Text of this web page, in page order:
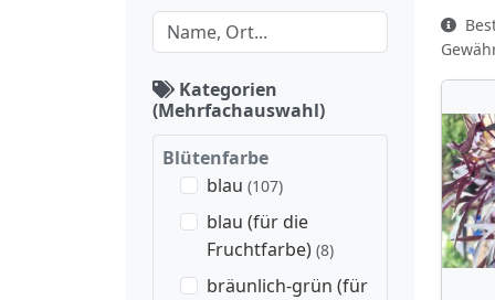
Kategorien
(Mehrfachauswahl)
Blütenfarbe
blau (107)
blau (für die
Fruchtfarbe) (8)
bräunlich-grün (für